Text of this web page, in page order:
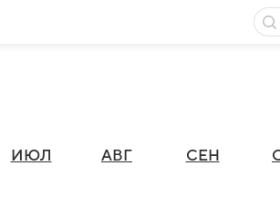
ИЮЛ АВГ СЕН